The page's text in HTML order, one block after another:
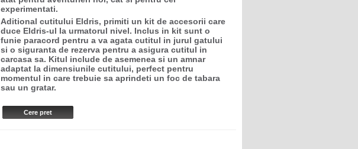
experimentati.
Aditional cutitului Eldris, primiti un kit de accesorii care
duce Eldris-ul la urmatorul nivel. Inclus in kit sunt o
funie paracord pentru a va agata cutitul in jurul gatului
si o siguranta de rezerva pentru a asigura cutitul in
carcasa sa. Kitul include de asemenea si un amnar
adaptat la dimensiunile cutitului, perfect pentru
momentul in care trebuie sa aprindeti un foc de tabara
sau un gratar.